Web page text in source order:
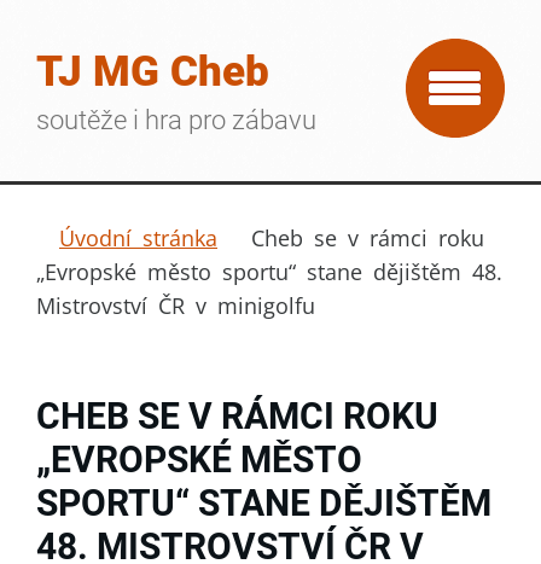
TJ MG Cheb
soutěže i hra pro zábavu
Úvodní stránka
Cheb se v rámci roku
„Evropské město sportu“ stane dějištěm 48.
Mistrovství ČR v minigolfu
CHEB SE V RÁMCI ROKU
„EVROPSKÉ MĚSTO
SPORTU“ STANE DĚJIŠTĚM
48. MISTROVSTVÍ ČR V